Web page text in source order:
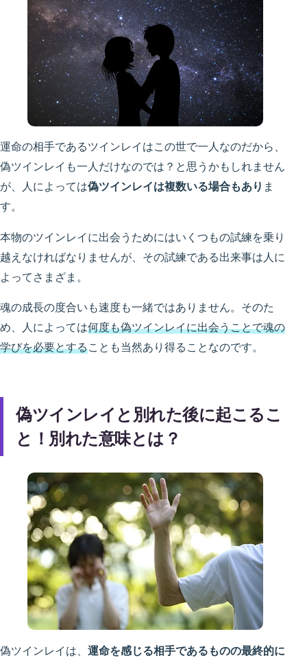
運命の相手であるツインレイはこの世で一人なのだから、
偽ツインレイも一人だけなのでは？と思うかもしれません
が、人によっては偽ツインレイは複数いる場合もあり ま
す。
本物のツインレイに出会うためにはいくつもの試練を乗り
越えなければなりませんが、その試練である出来事は人に
よってさまざま。
魂の成長の度合いも速度も一緒ではありません。そのた
め、人によっては何度も偽ツインレイに出会うことで魂の
学びを必要とすることも当然あり得ることなのです。
偽ツインレイと別れた後に起こるこ
と！別れた意味とは？
偽ツインレイは、 運命を感じる相手であるものの最終的に